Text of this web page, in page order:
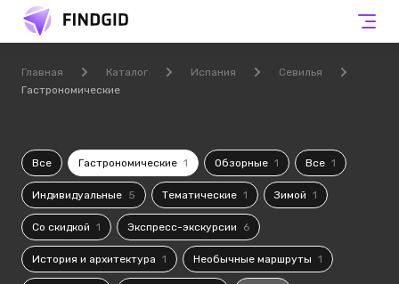
Главная Каталог Испания
Севилья
Гастрономические
Все Гастрономические 1 Обзорные 1 Все 1
Индивидуальные 5 Тематические 1 Зимой 1
Со скидкой 1 Экспресс-экскурсии 6
История и архитектура 1 Необычные маршруты 1